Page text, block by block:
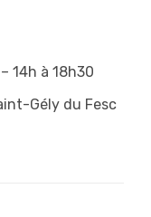
14h à 18h30
Gély du Fesc